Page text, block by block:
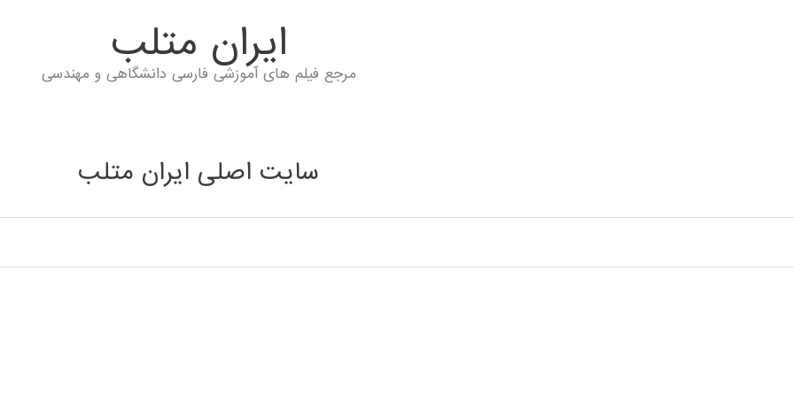
ايران متلب
مرجع فیلم های آموزشی فارسی دانشگاهی و مهندسی
سایت اصلی ایران متلب